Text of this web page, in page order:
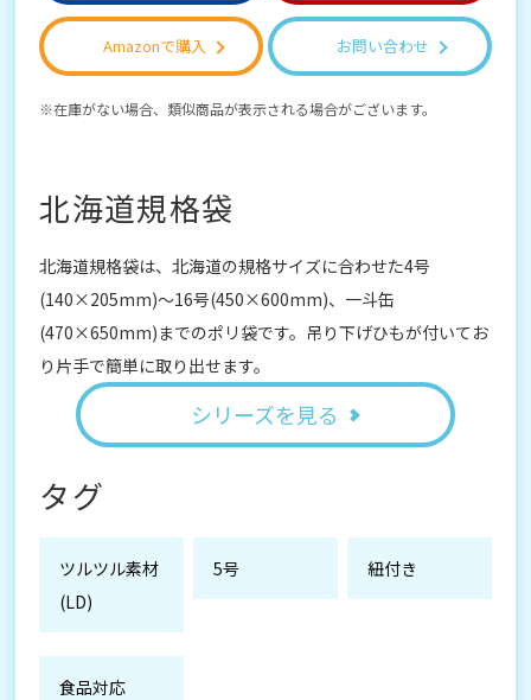
Amazonで購入 お問い合わせ
在庫がない場合、類似商品が表示される場合がございます。
北海道規格袋
北海道規格袋は、北海道の規格サイズに合わせた4号
(140×205mm)～16号(450×600mm)、一斗缶
(470×650mm)までのポリ袋です。吊り下げひもが付いてお
り片手で簡単に取り出せます。
シリーズを見る
タグ
ツルツル素材
(LD)
5号 紐付き
食品対応